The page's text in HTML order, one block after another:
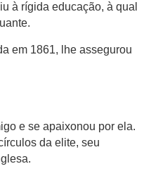
à rígida educação, à qual
em 1861, lhe assegurou
e se apaixonou por ela.
da elite, seu